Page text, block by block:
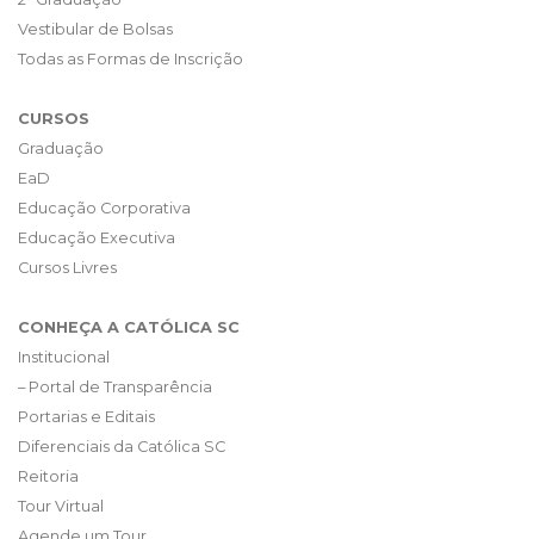
Vestibular de Bolsas
Todas as Formas de Inscrição
CURSOS
Graduação
EaD
Educação Corporativa
Educação Executiva
Cursos Livres
CONHEÇA A CATÓLICA SC
Institucional
– Portal de Transparência
Portarias e Editais
Diferenciais da Católica SC
Reitoria
Tour Virtual